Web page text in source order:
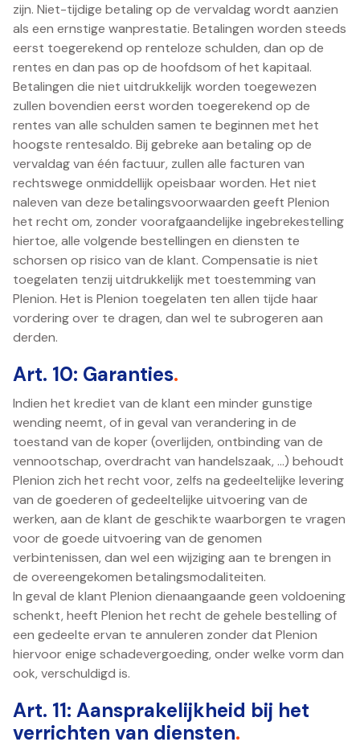
zijn. Niet-tijdige betaling op de vervaldag wordt aanzien
als een ernstige wanprestatie. Betalingen worden steeds
eerst toegerekend op renteloze schulden, dan op de
rentes en dan pas op de hoofdsom of het kapitaal.
Betalingen die niet uitdrukkelijk worden toegewezen
zullen bovendien eerst worden toegerekend op de
rentes van alle schulden samen te beginnen met het
hoogste rentesaldo. Bij gebreke aan betaling op de
vervaldag van één factuur, zullen alle facturen van
rechtswege onmiddellijk opeisbaar worden. Het niet
naleven van deze betalingsvoorwaarden geeft Plenion
het recht om, zonder voorafgaandelijke ingebrekestelling
hiertoe, alle volgende bestellingen en diensten te
schorsen op risico van de klant. Compensatie is niet
toegelaten tenzij uitdrukkelijk met toestemming van
Plenion. Het is Plenion toegelaten ten allen tijde haar
vordering over te dragen, dan wel te subrogeren aan
derden.
Art. 10: Garanties.
Indien het krediet van de klant een minder gunstige
wending neemt, of in geval van verandering in de
toestand van de koper (overlijden, ontbinding van de
vennootschap, overdracht van handelszaak, …) behoudt
Plenion zich het recht voor, zelfs na gedeeltelijke levering
van de goederen of gedeeltelijke uitvoering van de
werken, aan de klant de geschikte waarborgen te vragen
voor de goede uitvoering van de genomen
verbintenissen, dan wel een wijziging aan te brengen in
de overeengekomen betalingsmodaliteiten.
In geval de klant Plenion dienaangaande geen voldoening
schenkt, heeft Plenion het recht de gehele bestelling of
een gedeelte ervan te annuleren zonder dat Plenion
hiervoor enige schadevergoeding, onder welke vorm dan
ook, verschuldigd is.
Art. 11: Aansprakelijkheid bij het
verrichten van diensten.